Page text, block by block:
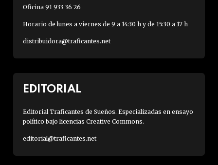
Oficina 91 933 36 26
Horario de lunes a viernes de 9 a 14:30 h y de 15:30 a 17 h
distribuidora@traficantes.net
EDITORIAL
Editorial Traficantes de Sueños. Especializadas en ensayo
político bajo licencias Creative Commons.
editorial@traficantes.net